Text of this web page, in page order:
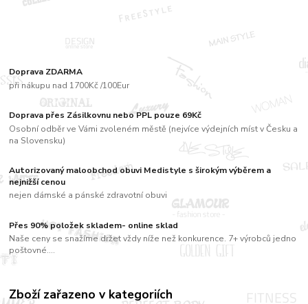
Doprava ZDARMA
při nákupu nad 1700Kč /100Eur
Doprava přes Zásilkovnu nebo PPL pouze 69Kč
Osobní odběr ve Vámi zvoleném městě (nejvíce výdejních míst v Česku a
na Slovensku)
Autorizovaný maloobchod obuvi Medistyle s širokým výběrem a
nejnižší cenou
nejen dámské a pánské zdravotní obuvi
Přes 90% položek skladem- online sklad
Naše ceny se snažíme držet vždy níže než konkurence. 7+ výrobců jedno
poštovné....
Zboží zařazeno v kategoriích